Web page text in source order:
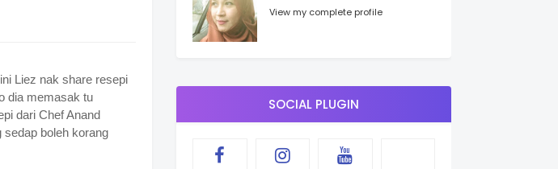
Liez nak share resepi
dia memasak tu
dari Chef Anand
boleh korang
View my complete profile
SOCIAL PLUGIN